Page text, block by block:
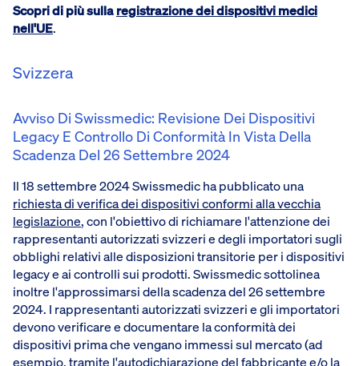
Scopri di più sullaregistrazione dei dispositivi medici
nell'UE.
Svizzera
Avviso Di Swissmedic: Revisione Dei Dispositivi
Legacy E Controllo Di Conformità In Vista Della
Scadenza Del 26 Settembre 2024
Il 18 settembre 2024 Swissmedic ha pubblicato una
richiesta di verifica dei dispositivi conformi alla vecchia
legislazione, con l'obiettivo di richiamare l'attenzione dei
rappresentanti autorizzati svizzeri e degli importatori sugli
obblighi relativi alle disposizioni transitorie per i dispositivi
legacy e ai controlli sui prodotti. Swissmedic sottolinea
inoltre l'approssimarsi della scadenza del 26 settembre
2024. I rappresentanti autorizzati svizzeri e gli importatori
devono verificare e documentare la conformità dei
dispositivi prima che vengano immessi sul mercato (ad
esempio, tramite l'autodichiarazione del fabbricante e/o la